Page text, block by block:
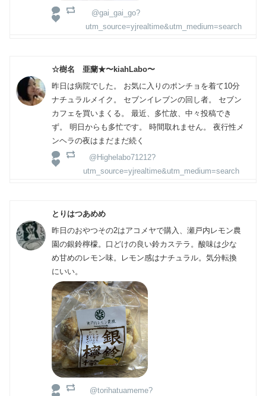
@gai_gai_go?
utm_source=yjrealtime&utm_medium=search
☆樹名 亜蘭★〜kiahLabo〜
昨日は病院でした。 お気に入りのポンチョを着て10分
ナチュラルメイク。 セブンイレブンの回し者。 セブン
カフェを買いまくる。 最近、多忙故、中々投稿でき
ず。 明日からも多忙です。 時間取れません。 夜行性メ
ンヘラの夜はまだまだ続く
@Highelabo71212?
utm_source=yjrealtime&utm_medium=search
とりはつあめめ
昨日のおやつその2はアコメヤで購入、瀬戸内レモン農
園の銀鈴檸檬。口どけの良い鈴カステラ。酸味は少な
め甘めのレモン味。レモン感はナチュラル。気分転換
にいい。
@torihatuameme?